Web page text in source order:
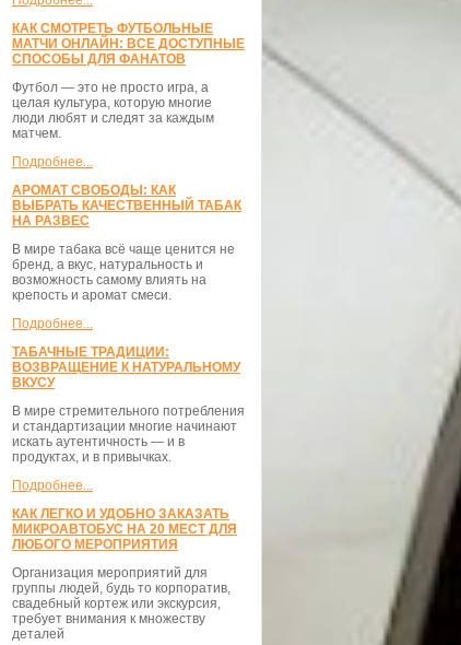
КАК СМОТРЕТЬ ФУТБОЛЬНЫЕ
МАТЧИ ОНЛАЙН: ВСЕ ДОСТУПНЫЕ
СПОСОБЫ ДЛЯ ФАНАТОВ
Футбол — это не просто игра, а
целая культура, которую многие
люди любят и следят за каждым
матчем.
Подробнее...
АРОМАТ СВОБОДЫ: КАК
ВЫБРАТЬ КАЧЕСТВЕННЫЙ ТАБАК
НА РАЗВЕС
В мире табака всё чаще ценится не
бренд, а вкус, натуральность и
возможность самому влиять на
крепость и аромат смеси.
Подробнее...
ТАБАЧНЫЕ ТРАДИЦИИ:
ВОЗВРАЩЕНИЕ К НАТУРАЛЬНОМУ
ВКУСУ
В мире стремительного потребления
и стандартизации многие начинают
искать аутентичность — и в
продуктах, и в привычках.
Подробнее...
КАК ЛЕГКО И УДОБНО ЗАКАЗАТЬ
МИКРОАВТОБУС НА 20 МЕСТ ДЛЯ
ЛЮБОГО МЕРОПРИЯТИЯ
Организация мероприятий для
группы людей, будь то корпоратив,
свадебный кортеж или экскурсия,
требует внимания к множеству
деталей